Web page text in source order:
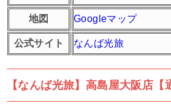
地図 Googleマップ
公式サイト なんば光旅
【なんば光旅】高島屋大阪店【